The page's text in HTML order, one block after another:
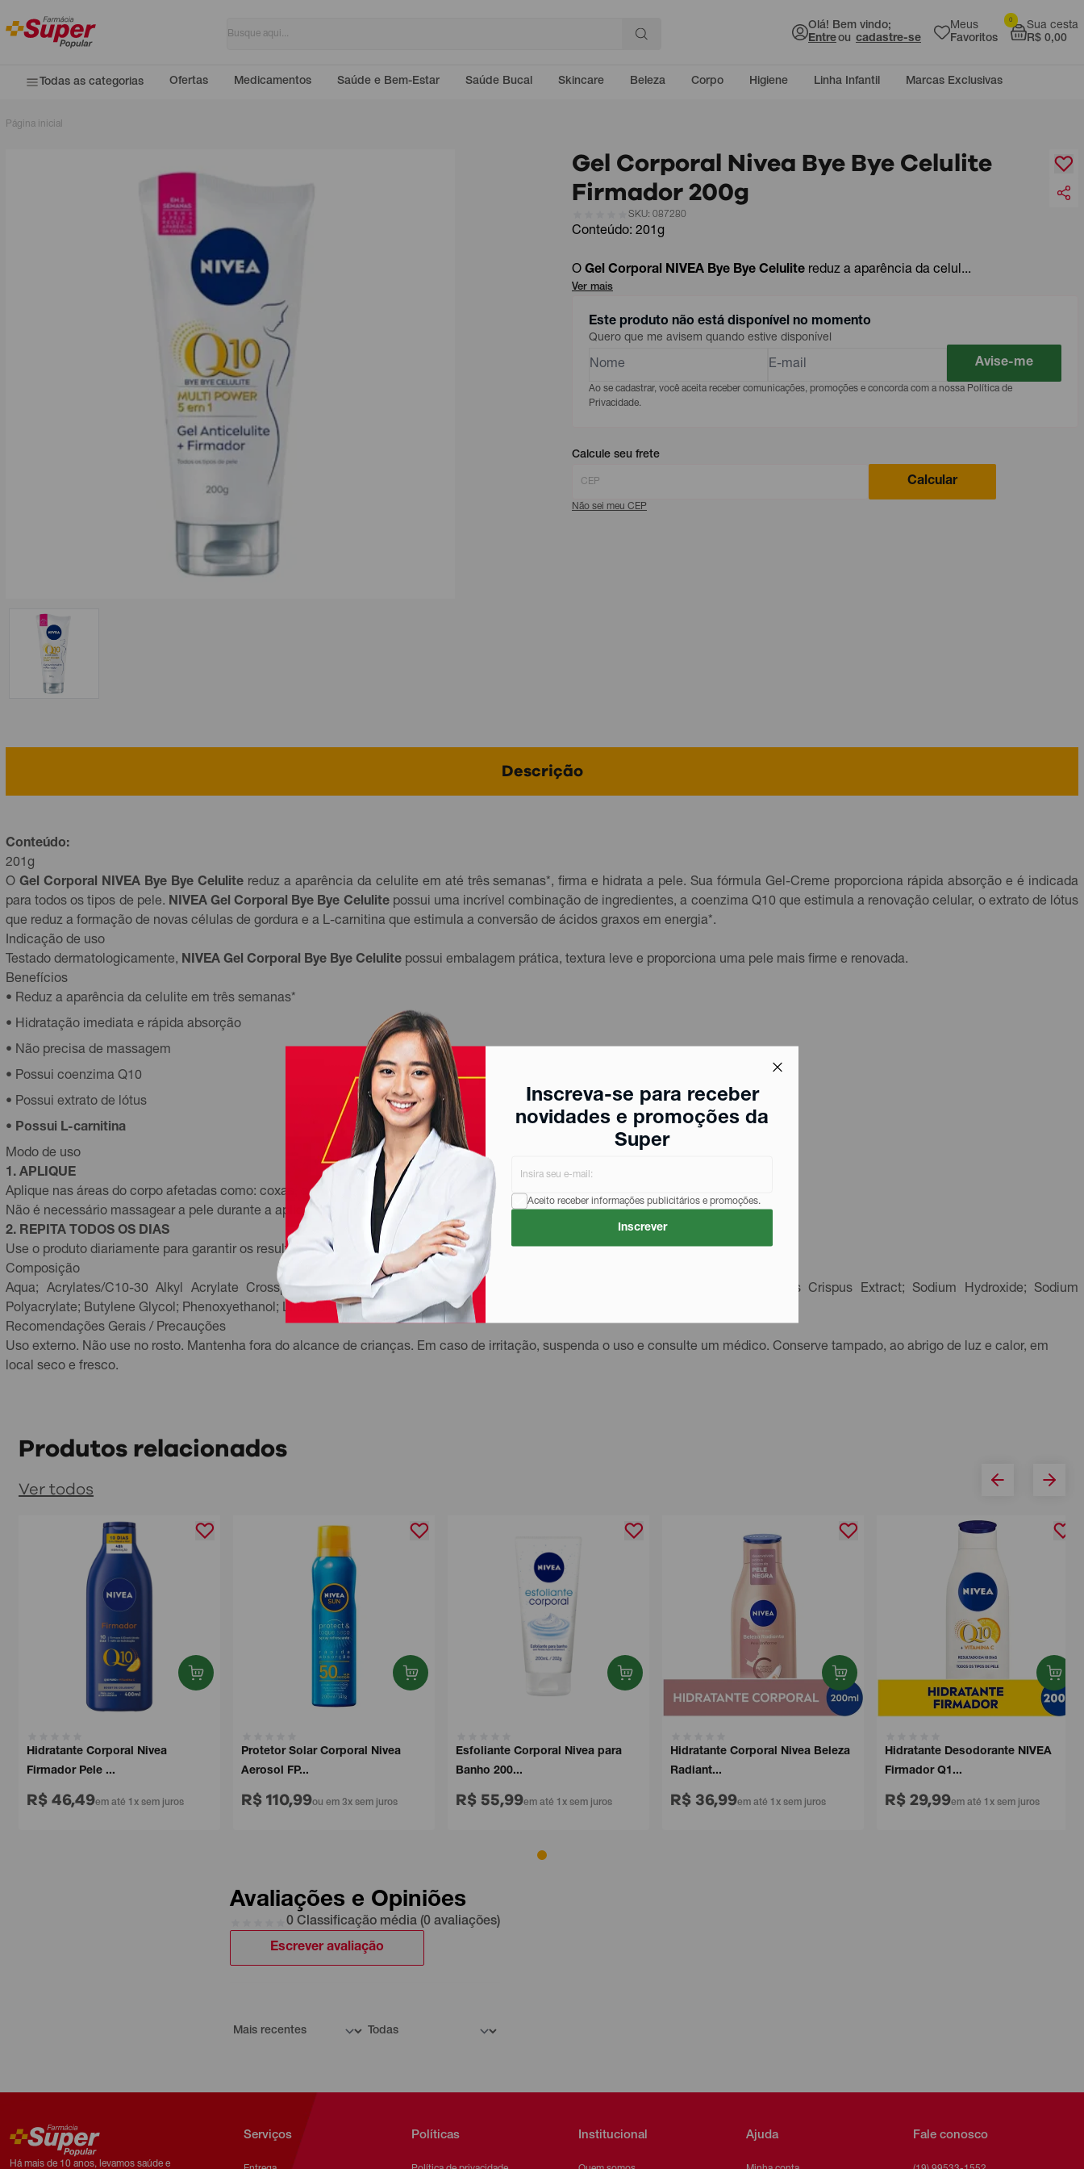
Olá! Bem vindo;
Entreou cadastre-se
Meus
Favoritos
Sua cesta
R$ 0,00
0
Inscreva-se para receber
novidades e promoções da
Super
Aceito receber informações publicitários e promoções.
Inscrever
Todas as categorias Ofertas Medicamentos Saúde e Bem-Estar Saúde Bucal Skincare Beleza Corpo Higiene Linha Infantil Marcas Exclusivas
Página inicial
Gel Corporal Nivea Bye Bye Celulite
Firmador 200g
SKU: 087280
Conteúdo: 201g
O Gel Corporal NIVEA Bye Bye Celulite reduz a aparência da celul...
Ver mais
Este produto não está disponível no momento
Quero que me avisem quando estive disponível
Avise-me
Ao se cadastrar, você aceita receber comunicações, promoções e concorda com a nossa Política de
Privacidade.
Calcule seu frete
Calcular
Não sei meu CEP
Descrição
Conteúdo:
201g
O Gel Corporal NIVEA Bye Bye Celulite reduz a aparência da celulite em até três semanas*, firma e hidrata a pele. Sua fórmula Gel-Creme proporciona rápida absorção e é indicada
para todos os tipos de pele. NIVEA Gel Corporal Bye Bye Celulite possui uma incrível combinação de ingredientes, a coenzima Q10 que estimula a renovação celular, o extrato de lótus
que reduz a formação de novas células de gordura e a L-carnitina que estimula a conversão de ácidos graxos em energia*.
Indicação de uso
Testado dermatologicamente, NIVEA Gel Corporal Bye Bye Celulite possui embalagem prática, textura leve e proporciona uma pele mais firme e renovada.
Benefícios
• Reduz a aparência da celulite em três semanas*
• Hidratação imediata e rápida absorção
• Não precisa de massagem
• Possui coenzima Q10
• Possui extrato de lótus
• Possui L-carnitina
Modo de uso
1. APLIQUE
Aplique nas áreas do corpo afetadas como: coxas, culotes, glúteos e barriga.
Não é necessário massagear a pele durante a aplicação.
2. REPITA TODOS OS DIAS
Use o produto diariamente para garantir os resultados.
Composição
Aqua; Acrylates/C10-30 Alkyl Acrylate Crosspolymer; Alcohol; Dimethicone; Ubiquinone; Carnitine; Glyceryl Glucoside; Chondrus Crispus Extract; Sodium Hydroxide; Sodium
Polyacrylate; Butylene Glycol; Phenoxyethanol; Linalool; Geraniol; Citral; Parfum; CI 42090; Glycerin
Recomendações Gerais / Precauções
Uso externo. Não use no rosto. Mantenha fora do alcance de crianças. Em caso de irritação, suspenda o uso e consulte um médico. Conserve tampado, ao abrigo de luz e calor, em
local seco e fresco.
Produtos relacionados
Ver todos
Hidratante Corporal Nivea
Firmador Pele ...
R$ 46,49em até 1x sem juros
Protetor Solar Corporal Nivea
Aerosol FP...
R$ 110,99ou em 3x sem juros
Esfoliante Corporal Nivea para
Banho 200...
R$ 55,99em até 1x sem juros
Hidratante Corporal Nivea Beleza
Radiant...
R$ 36,99em até 1x sem juros
Hidratante Desodorante NIVEA
Firmador Q1...
R$ 29,99em até 1x sem juros
Avaliações e Opiniões
0 Classificação média (0 avaliações)
Escrever avaliação
Há mais de 10 anos, levamos saúde e
Serviços Políticas Institucional Ajuda Fale conosco